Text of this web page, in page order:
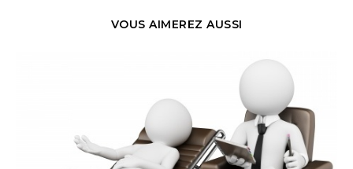
VOUS AIMEREZ AUSSI